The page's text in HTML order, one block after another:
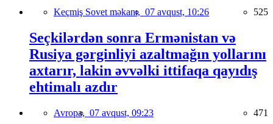
Keçmiş Sovet məkanı, 07 avqust, 10:26 525
Seçkilərdən sonra Ermənistan və
Rusiya gərginliyi azaltmağın yollarını
axtarır, lakin əvvəlki ittifaqa qayıdış
ehtimalı azdır
Avropa, 07 avqust, 09:23 471